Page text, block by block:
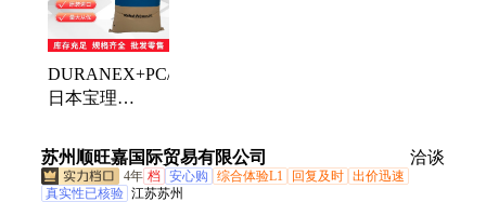
PVDF、PA612、Pa6t、Pa9t
DURANEX+PC/PBT
日本宝理
振 低噪音 高韧
性塑胶原料
苏州顺旺嘉国际贸易有限公司 洽谈
4年 档 安心购 综合体验L1 回复及时 出价迅速
真实性已核验 江苏苏州